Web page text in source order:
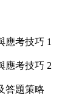
應考技巧 1
應考技巧 2
答題策略